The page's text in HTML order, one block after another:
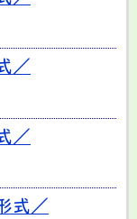
／
／
式／